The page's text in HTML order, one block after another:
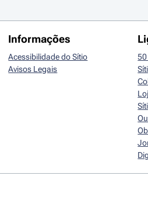
Informações
Acessibilidade do Sítio
Avisos Legais